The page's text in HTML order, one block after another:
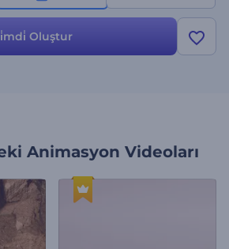
Oluştur
Animasyon Videoları